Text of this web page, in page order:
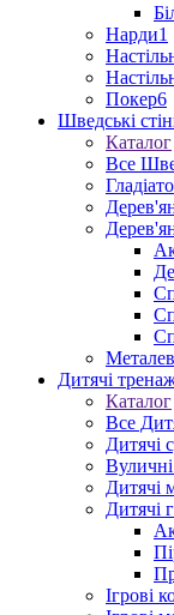
Нарди1
Покер6
Шведські
Каталог
Все
Дитячі
Каталог
Все
Дитячі
Дитячі
Дитячі
Ігрові